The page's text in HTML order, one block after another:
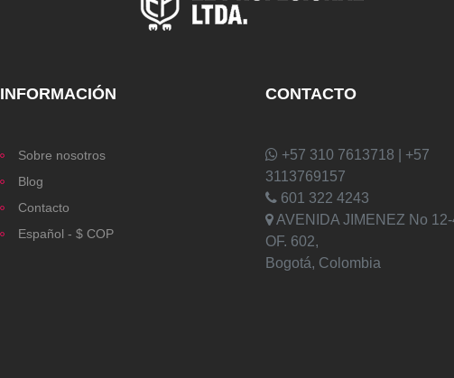
INFORMACIÓN
Sobre nosotros
Blog
Contacto
Español - $ COP
CONTACTO
+57 310 7613718 | +57
3113769157
601 322 4243
AVENIDA JIMENEZ No
OF. 602,
Bogotá, Colombia